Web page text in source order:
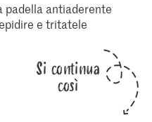
padella antiaderente
e tritatele
Si continua
così